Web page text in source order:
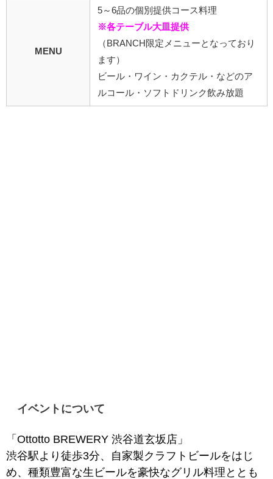
MENU
5～6品の個別提供コース料理
※各テーブル大皿提供
（BRANCH限定メニューとなっており
ます）
ビール・ワイン・カクテル・などのア
ルコール・ソフトドリンク飲み放題
イベントについて
「Ottotto BREWERY 渋谷道玄坂店」
渋谷駅より徒歩3分、自家製クラフトビールをはじ
め、種類豊富な生ビールを豪快なグリル料理ととも